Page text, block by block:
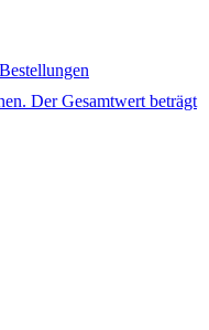
Bestellungen
Der Gesamtwert beträgt